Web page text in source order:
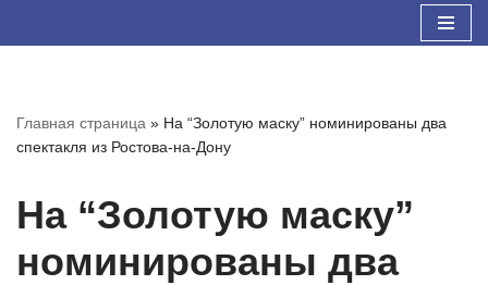
Главная страница » На “Золотую маску” номинированы два
спектакля из Ростова-на-Дону
На “Золотую маску”
номинированы два